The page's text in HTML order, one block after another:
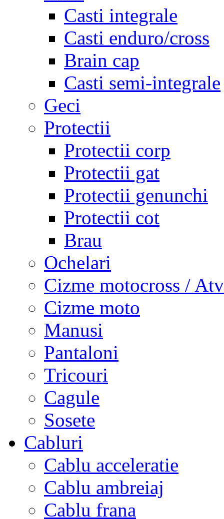
Casti integrale
Casti enduro/cross
Brain cap
Casti semi-integrale
Geci
Protectii
Protectii corp
Protectii gat
Protectii genunchi
Protectii cot
Brau
Ochelari
Cizme motocross / Atv
Cizme moto
Manusi
Pantaloni
Tricouri
Cagule
Sosete
Cabluri
Cablu acceleratie
Cablu ambreiaj
Cablu frana